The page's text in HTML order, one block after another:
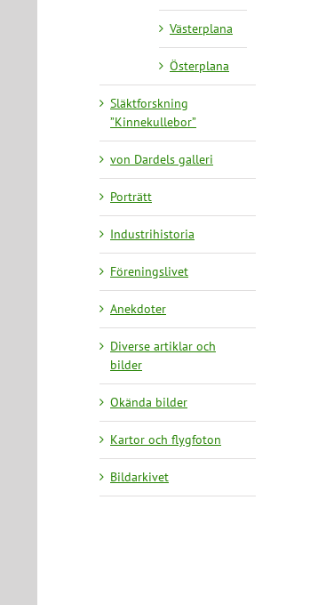
Västerplana
Österplana
Släktforskning
”Kinnekullebor”
von Dardels galleri
Porträtt
Industrihistoria
Föreningslivet
Anekdoter
Diverse artiklar och
bilder
Okända bilder
Kartor och flygfoton
Bildarkivet